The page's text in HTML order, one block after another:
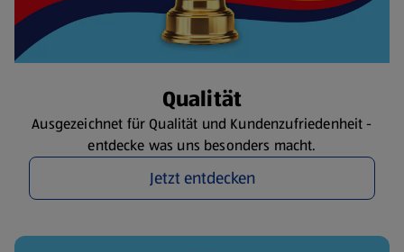
Qualität
Ausgezeichnet für Qualität und Kundenzufriedenheit -
entdecke was uns besonders macht.
Jetzt entdecken